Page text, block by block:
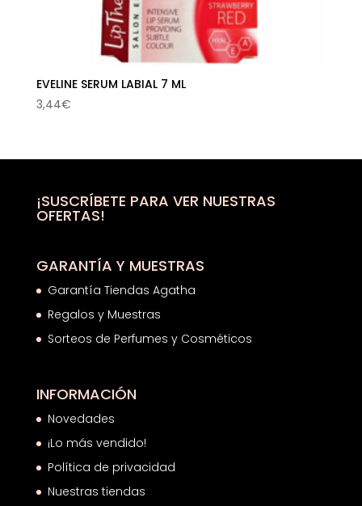
EVELINE SERUM LABIAL 7 ML
3,44€
¡SUSCRÍBETE PARA VER NUESTRAS
OFERTAS!
GARANTÍA Y MUESTRAS
Garantía Tiendas Agatha
Regalos y Muestras
Sorteos de Perfumes y Cosméticos
INFORMACIÓN
Novedades
¡Lo más vendido!
Política de privacidad
Nuestras tiendas